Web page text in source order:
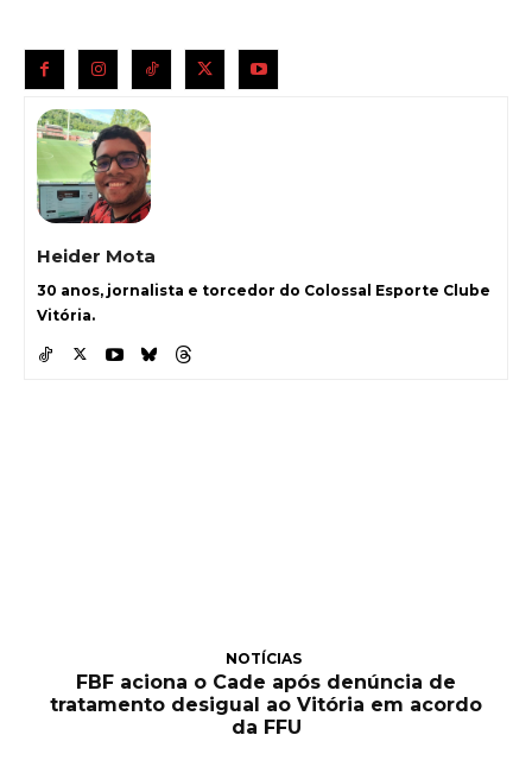
Heider Mota
30 anos, jornalista e torcedor do Colossal Esporte Clube
Vitória.
NOTÍCIAS
FBF aciona o Cade após denúncia de
tratamento desigual ao Vitória em acordo
da FFU